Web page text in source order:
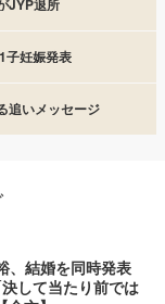
JYP退所
子妊娠発表
追いメッセージ
、結婚を同時発表
して当たり前では